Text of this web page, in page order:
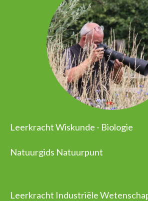
Leerkracht Wiskunde - Biologie
Natuurgids Natuurpunt
Leerkracht Industriële